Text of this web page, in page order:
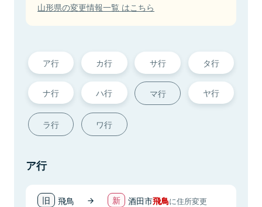
山形県の変更情報一覧 はこちら
ア行 カ行 サ行 タ行
ナ行 ハ行 マ行 ヤ行
ラ行 ワ行
ア行
飛鳥 酒田市飛鳥に住所変更